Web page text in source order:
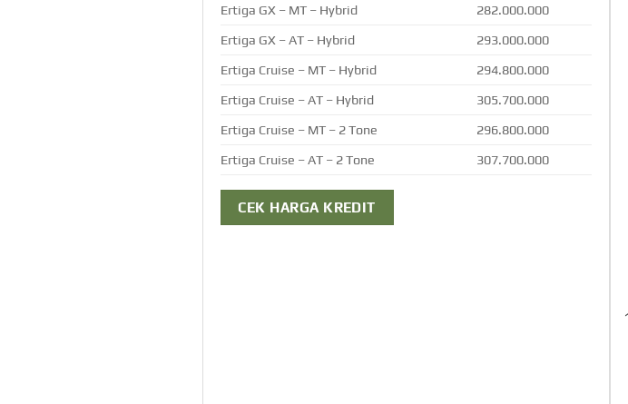
Ertiga GX – MT – Hybrid 282.000.000
Ertiga GX – AT – Hybrid 293.000.000
Ertiga Cruise – MT – Hybrid 294.800.000
Ertiga Cruise – AT – Hybrid 305.700.000
Ertiga Cruise – MT – 2 Tone 296.800.000
Ertiga Cruise – AT – 2 Tone 307.700.000
CEK HARGA KREDIT